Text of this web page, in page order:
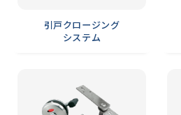
引戸クロージング
システム